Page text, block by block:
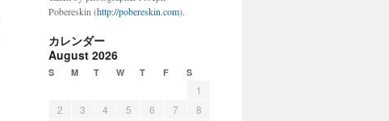
Pobereskin (http://pobereskin.com).
カレンダー
August 2026
S M T W T F S
1
2
3 4 5 6 7
8